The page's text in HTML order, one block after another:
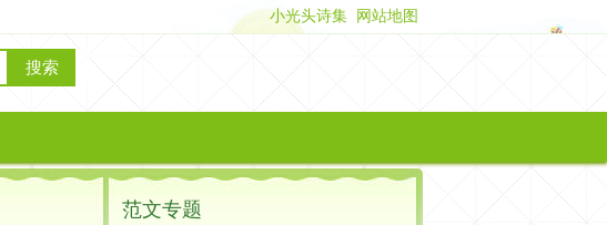
小光头诗集 网站地图
搜索
范文专题